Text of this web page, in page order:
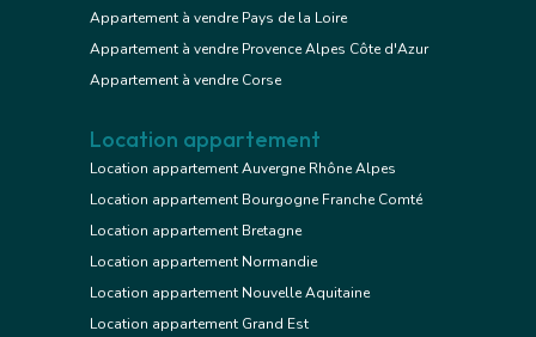
Appartement à vendre Pays de la Loire
Appartement à vendre Provence Alpes Côte d'Azur
Appartement à vendre Corse
Location appartement
Location appartement Auvergne Rhône Alpes
Location appartement Bourgogne Franche Comté
Location appartement Bretagne
Location appartement Normandie
Location appartement Nouvelle Aquitaine
Location appartement Grand Est